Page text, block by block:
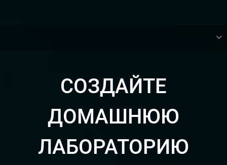
СОЗДАЙТЕ
ДОМАШНЮЮ
ЛАБОРАТОРИЮ